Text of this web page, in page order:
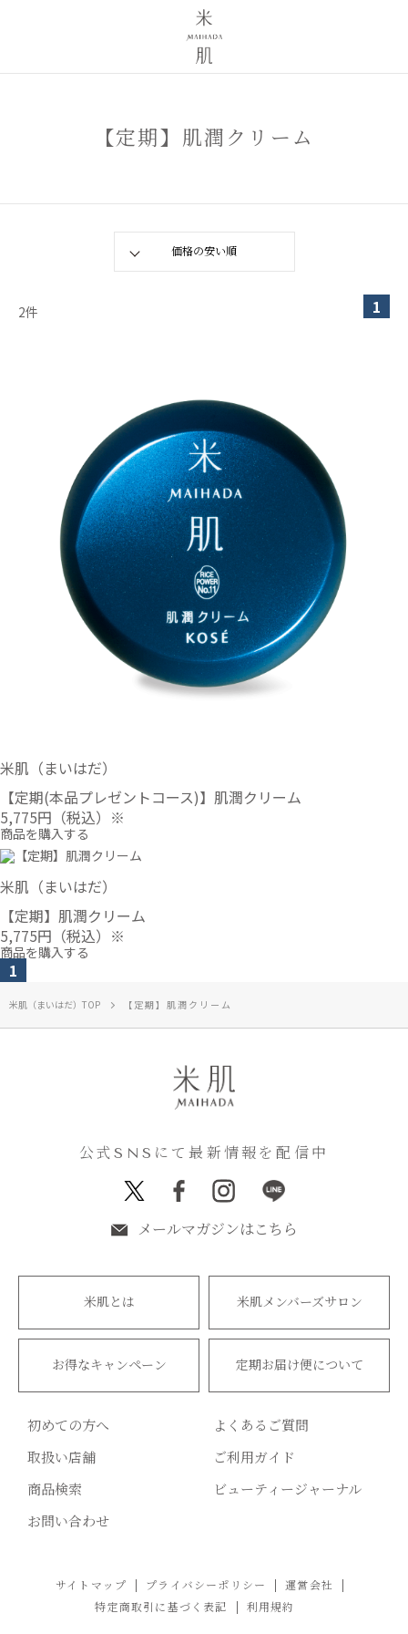
【定期】肌潤クリーム
2件 1
米肌（まいはだ）
【定期(本品プレゼントコース)】肌潤クリーム
5,775円 （税込）※
商品を購入する
米肌（まいはだ）
【定期】肌潤クリーム
5,775円 （税込）※
商品を購入する
1
米肌（まいはだ）TOP 【定期】肌潤クリーム
公式SNSにて最新情報を配信中
メールマガジンはこちら
米肌とは 米肌メンバーズサロン
お得なキャンペーン 定期お届け便について
初めての方へ
よくあるご質問
取扱い店舗
ご利用ガイド
商品検索
ビューティージャーナル
お問い合わせ
サイトマップ プライバシーポリシー
運営会社
特定商取引に基づく表記
利用規約